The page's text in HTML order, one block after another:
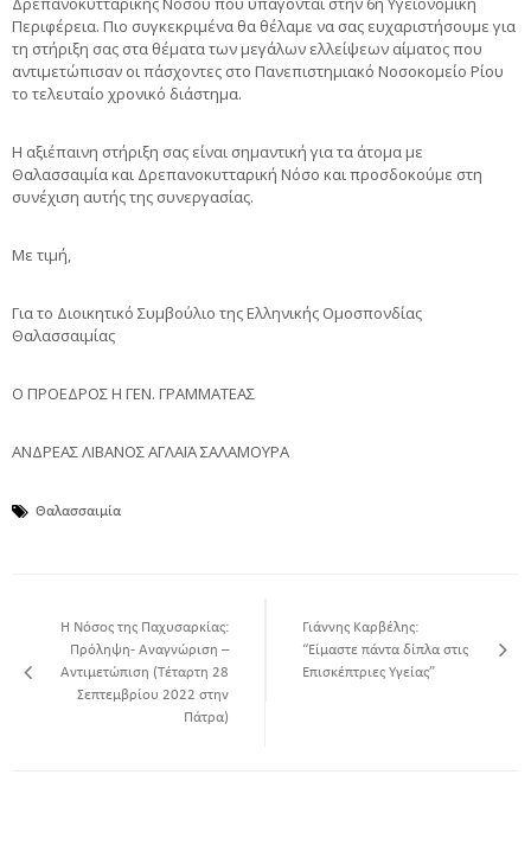
Περιφέρεια. Πιο συγκεκριμένα θα θέλαμε να σας ευχαριστήσουμε για
τη στήριξη σας στα θέματα των μεγάλων ελλείψεων αίματος που
αντιμετώπισαν οι πάσχοντες στο Πανεπιστημιακό Νοσοκομείο Ρίου
το τελευταίο χρονικό διάστημα.
H αξιέπαινη στήριξη σας είναι σημαντική για τα άτομα με
Θαλασσαιμία και Δρεπανοκυτταρική Νόσο και προσδοκούμε στη
συνέχιση αυτής της συνεργασίας.
Με τιμή,
Για το Διοικητικό Συμβούλιο της Ελληνικής Ομοσπονδίας
Θαλασσαιμίας
Ο ΠΡΟΕΔΡΟΣ Η ΓΕΝ. ΓΡΑΜΜΑΤΕΑΣ
ΑΝΔΡΕΑΣ ΛΙΒΑΝΟΣ ΑΓΛΑΪΑ ΣΑΛΑΜΟΥΡΑ
Θαλασσαιμία
Η Νόσος της Παχυσαρκίας:
Πρόληψη- Αναγνώριση –
Αντιμετώπιση (Τέταρτη 28
Σεπτεμβρίου 2022 στην
Πάτρα)
Γιάννης Καρβέλης:
“Είμαστε πάντα δίπλα στις
Επισκέπτριες Υγείας”